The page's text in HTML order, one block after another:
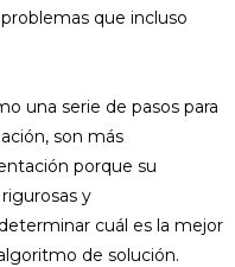
que incluso
una serie de pasos para
son más
porque su
y
cuál es la mejor
de solución.